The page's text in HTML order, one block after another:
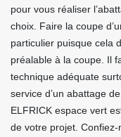
pour vous réaliser
choix. Faire la coupe
particulier puisque cela
préalable à la coupe. Il
technique adéquate
service d’un abattage
ELFRICK espace vert
de votre projet. Confiez-